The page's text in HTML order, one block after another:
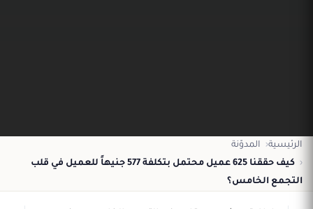
الرئيسية
المدوّنة
كيف حققنا 625 عميل محتمل بتكلفة 577 جنيهاً للعميل في قلب
التجمع الخامس؟